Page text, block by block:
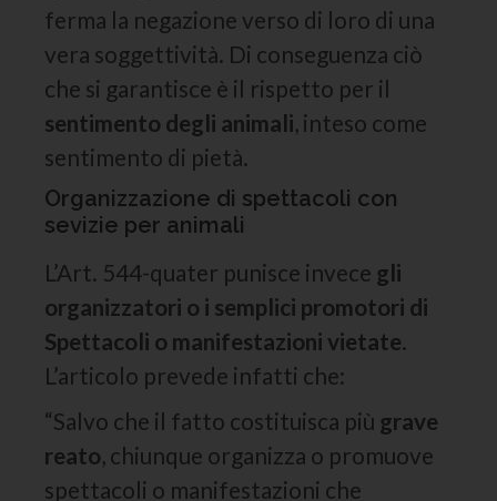
ferma la negazione verso di loro di una
vera soggettività. Di conseguenza ciò
che si garantisce è il rispetto per il
sentimento degli animali, inteso come
sentimento di pietà.
Organizzazione di spettacoli con
sevizie per animali
L’Art. 544-quater punisce invece gli
organizzatori o i semplici promotori di
Spettacoli o manifestazioni vietate.
L’articolo prevede infatti che:
“Salvo che il fatto costituisca più grave
reato, chiunque organizza o promuove
spettacoli o manifestazioni che